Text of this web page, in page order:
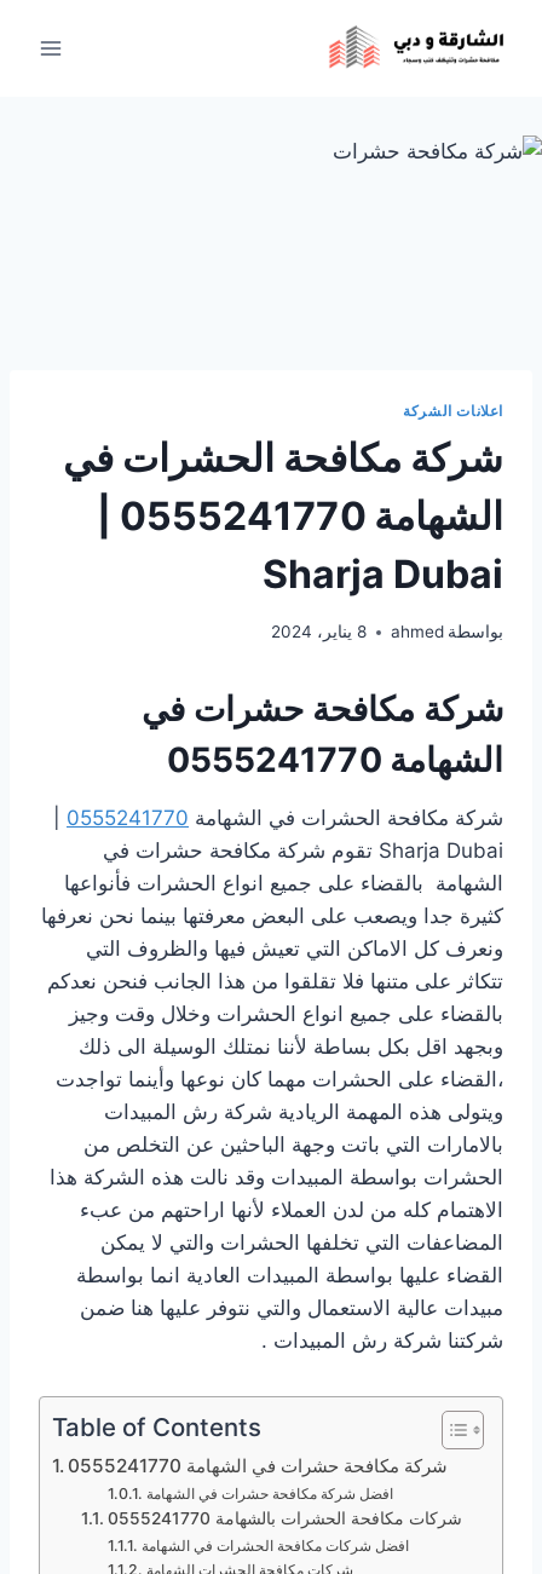
اعلانات الشركة
شركة مكافحة الحشرات في
Sharja Dubai
بواسطة ahmed 8 يناير، 2024
شركة مكافحة حشرات في
الشهامة 0555241770
شركة مكافحة الحشرات في الشهامة 0555241770
Sharja Dubai تقوم شركة مكافحة حشرات في
الشهامة بالقضاء على جميع انواع الحشرات فأنواعها
كثيرة جدا ويصعب على البعض معرفتها بينما نحن نعرفها
ونعرف كل الاماكن التي تعيش فيها والظروف التي
تتكاثر على متنها فلا تقلقوا من هذا الجانب فنحن نعدكم
بالقضاء على جميع انواع الحشرات وخلال وقت وجيز
وبجهد اقل بكل بساطة لأننا نمتلك الوسيلة الى ذلك
،القضاء على الحشرات مهما كان نوعها وأينما تواجدت
ويتولى هذه المهمة الريادية شركة رش المبيدات
بالامارات التي باتت وجهة الباحثين عن التخلص من
الحشرات بواسطة المبيدات وقد نالت هذه الشركة هذا
الاهتمام كله من لدن العملاء لأنها اراحتهم من عبء
المضاعفات التي تخلفها الحشرات والتي لا يمكن
القضاء عليها بواسطة المبيدات العادية انما بواسطة
مبيدات عالية الاستعمال والتي نتوفر عليها هنا ضمن
شركتنا شركة رش المبيدات .
Table of Contents
شركة مكافحة حشرات في الشهامة 0555241770
افضل شركة مكافحة حشرات في الشهامة
شركات مكافحة الحشرات بالشهامة 0555241770
افضل شركات مكافحة الحشرات في الشهامة
شركات مكافحة الحشرات الشهامة